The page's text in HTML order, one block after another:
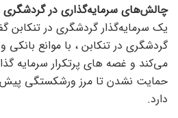
چالش‌های سرمایه‌گذاری در گردشگری
یک سرمایه‌گذار گردشگری در تنکابن
گردشگری در تنکابن ، با موانع
می‌کند و غصه های پرتکرار سرمایه
حمایت نشدن تا مرز ورشکستگی پیش
دارد.